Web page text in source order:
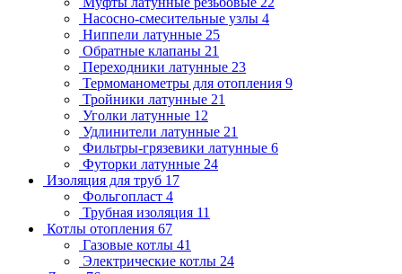
Насосно-смесительные узлы 4
Ниппели латунные 25
Обратные клапаны 21
Переходники латунные 23
Термоманометры для отопления 9
Тройники латунные 21
Уголки латунные 12
Удлинители латунные 21
Фильтры-грязевики латунные 6
Футорки латунные 24
Изоляция для труб 17
Фольгопласт 4
Трубная изоляция 11
Котлы отопления 67
Газовые котлы 41
Электрические котлы 24